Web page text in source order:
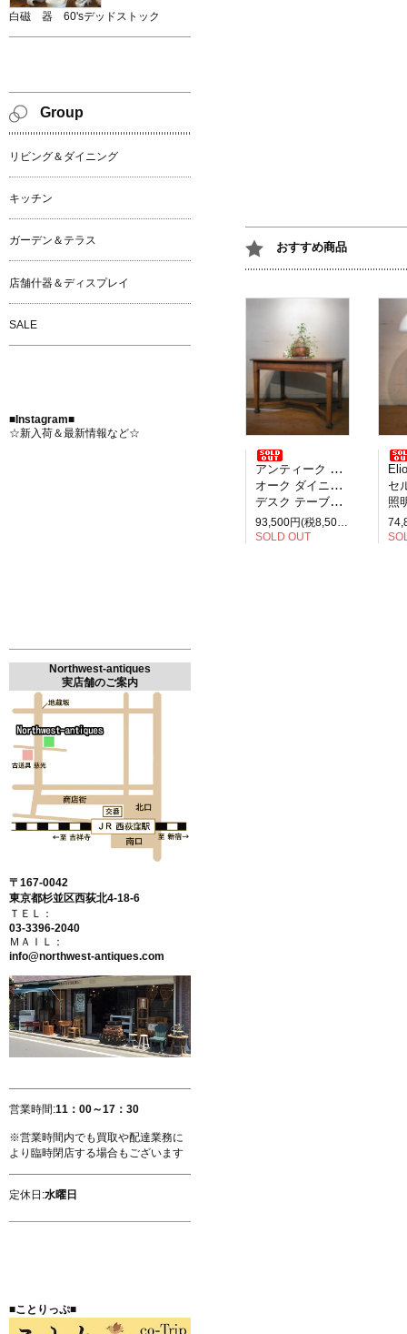
おすすめ商品
アンティーク イギリス製
オーク ダイニングテーブル
デスク テーブル 2人掛け
93,500円(税8,500円)
SOLD OUT
Elio
セル
照明
白磁 器 60'sデッドストック
Group
リビング＆ダイニング
キッチン
ガーデン＆テラス
店舗什器＆ディスプレイ
SALE
■Instagram■
☆新入荷＆最新情報など☆
Northwest-antiques
実店舗のご案内
〒167-0042
東京都杉並区西荻北4-18-6
ＴＥＬ：
03-3396-2040
ＭＡＩＬ：
info@northwest-antiques.com
営業時間:11：00～17：30
※営業時間内でも買取や配達業務に
より臨時閉店する場合もございます
定休日:水曜日
■ことりっぷ■